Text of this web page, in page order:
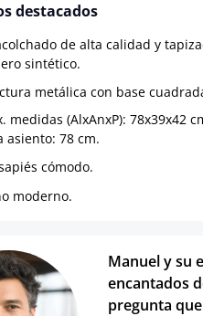
destacados
de alta calidad y
sintético.
metálica con base
medidas (AlxAnxP): 78x39x42
asiento: 78 cm.
cómodo.
moderno.
Manuel y su
encantados
pregunta